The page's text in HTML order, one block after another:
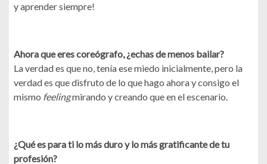
y aprender siempre!
Ahora que eres coreógrafo, ¿echas de menos bailar?
La verdad es que no, tenía ese miedo inicialmente, pero la
verdad es que disfruto de lo que hago ahora y consigo el
mismo feelingmirando y creando que en el escenario.
¿Qué es para ti lo más duro y lo más gratificante de tu
profesión?